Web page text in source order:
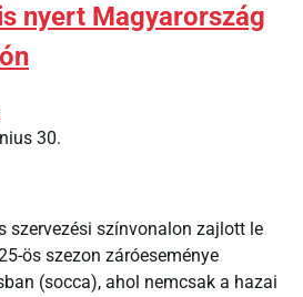
nyert Magyarország
30.
szervezési színvonalon zajlott le
ös szezon záróeseménye
(socca), ahol nemcsak a hazai